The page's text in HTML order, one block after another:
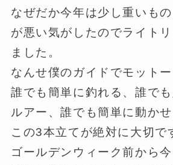
なぜだか今年は少し重いも
が悪い気がしたのでライト
ました。
なんせ僕のガイドでモット
誰でも簡単に釣れる、誰で
ルアー、誰でも簡単に動か
この3本立てが絶対に大切で
ゴールデンウィーク前から